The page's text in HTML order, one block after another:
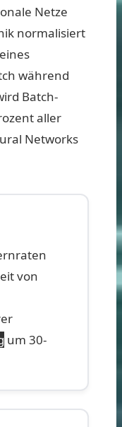
Netze
normalisiert
während
Batch-
aller
Networks
von
um 30-